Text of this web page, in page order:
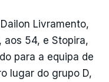
Livramento,
aos 54, e Stopira,
para a equipa de
lugar do grupo D,